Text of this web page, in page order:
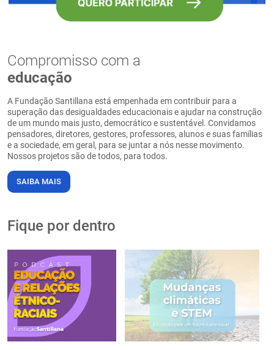
Compromisso com a
educação
A Fundação Santillana está empenhada em contribuir para a
superação das desigualdades educacionais e ajudar na construção
de um mundo mais justo, democrático e sustentável. Convidamos
pensadores, diretores, gestores, professores, alunos e suas famílias
e a sociedade, em geral, para se juntar a nós nesse movimento.
Nossos projetos são de todos, para todos.
SAIBA MAIS
Fique por dentro